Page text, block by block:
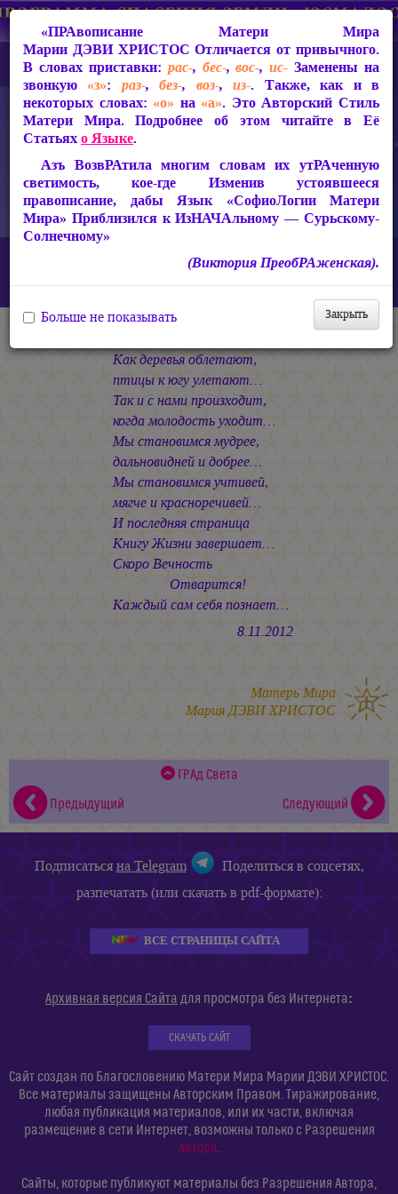
СакРАльная Поэзия Матери Мира
ГРАд Света
«Как деревья облетают...»
Как деревья облетают,
птицы к югу улетают…
Так и с нами произходит,
когда молодость уходит…
Мы становимся мудрее,
дальновидней и добрее…
Мы становимся учтивей,
мягче и красноречивей…
И последняя страница
Книгу Жизни завершает…
Скоро Вечность
Отварится!
Каждый сам себя познает…
8.11.2012
Матерь Мира
Мария ДЭВИ ХРИСТОС
ГРАд Света
Предыдущий
Следующий
«ПРАвописание Матери Мира
Марии ДЭВИ ХРИСТОС Отличается от привычного.
В словах приставки: рас-, бес-,вос-,ис- Заменены на
звонкую «з»: раз-,без-, воз-,из-. Также, как и в
некоторых словах: «о» на «а». Это Авторский Стиль
Матери Мира. Подробнее об этом читайте в Её
Статьяхо Языке.
Азъ ВозвРАтила многим словам их утРАченную
светимость, кое-где Изменив устоявшееся
правописание, дабы Язык «СофиоЛогии Матери
Мира» Приблизился к ИзНАЧАльному — Сурьскому-
Солнечному»
(Виктория ПреобРАженская).
Закрыть
Больше не показывать
Подписатьсяна Telegram
Поделиться в соцсетях,
разпечатать (или скачать в pdf-формате):
ВСЕ СТРАНИЦЫ САЙТА
Архивная версия Сайта для просмотра без Интернета:
СКАЧАТЬ САЙТ
Сайт создан по Благословению Матери Мира Марии ДЭВИ ХРИСТОС.
Все материалы защищены Авторским Правом. Тиражирование,
любая публикация материалов, или их части, включая
размещение в сети Интернет, возможны только с Разрешения
Автора.
Сайты, которые публикуют материалы без Разрешения Автора,